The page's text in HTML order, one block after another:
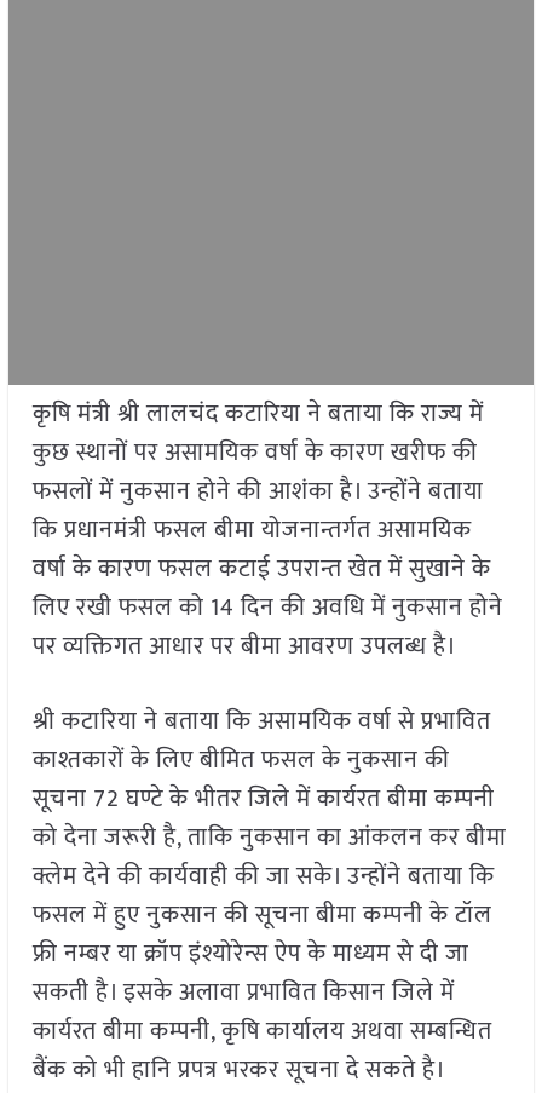
कृषि मंत्री श्री लालचंद कटारिया ने बताया कि राज्य में
कुछ स्थानों पर असामयिक वर्षा के कारण खरीफ की
फसलों में नुकसान होने की आशंका है। उन्होंने बताया
कि प्रधानमंत्री फसल बीमा योजनान्तर्गत असामयिक
वर्षा के कारण फसल कटाई उपरान्त खेत में सुखाने के
लिए रखी फसल को 14 दिन की अवधि में नुकसान होने
पर व्यक्तिगत आधार पर बीमा आवरण उपलब्ध है।
श्री कटारिया ने बताया कि असामयिक वर्षा से प्रभावित
काश्तकारों के लिए बीमित फसल के नुकसान की
सूचना 72 घण्टे के भीतर जिले में कार्यरत बीमा कम्पनी
को देना जरूरी है, ताकि नुकसान का आंकलन कर बीमा
क्लेम देने की कार्यवाही की जा सके। उन्होंने बताया कि
फसल में हुए नुकसान की सूचना बीमा कम्पनी के टॉल
फ्री नम्बर या क्रॉप इंश्योरेन्स ऐप के माध्यम से दी जा
सकती है। इसके अलावा प्रभावित किसान जिले में
कार्यरत बीमा कम्पनी, कृषि कार्यालय अथवा सम्बन्धित
बैंक को भी हानि प्रपत्र भरकर सूचना दे सकते है।